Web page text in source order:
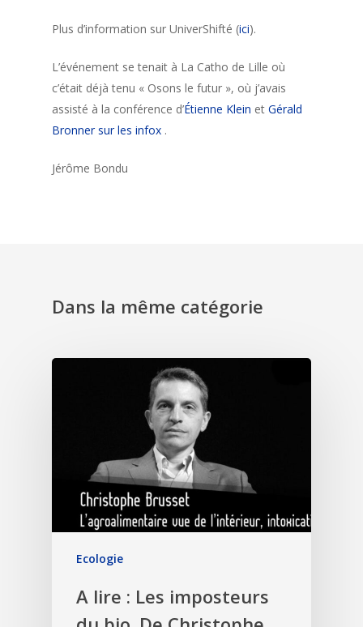
Plus d’information sur UniverShifté (ici).
L’événement se tenait à La Catho de Lille où
c’était déjà tenu « Osons le futur », où j’avais
assisté à la conférence d’Étienne Klein et Gérald
Bronner sur les infox .
Jérôme Bondu
Dans la même catégorie
Ecologie
A lire : Les imposteurs